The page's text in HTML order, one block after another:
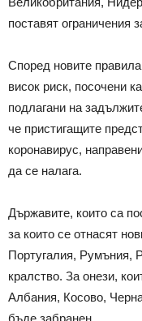
поставят ограничения
Според новите
висок риск, посочени
подлагани на
че пристигащите
коронавирус,
да се налага.
Държавите, които са
за които се отнасят
Португалия, Румъния,
кралство. За онези,
Албания, Косово,
бъде забранен.